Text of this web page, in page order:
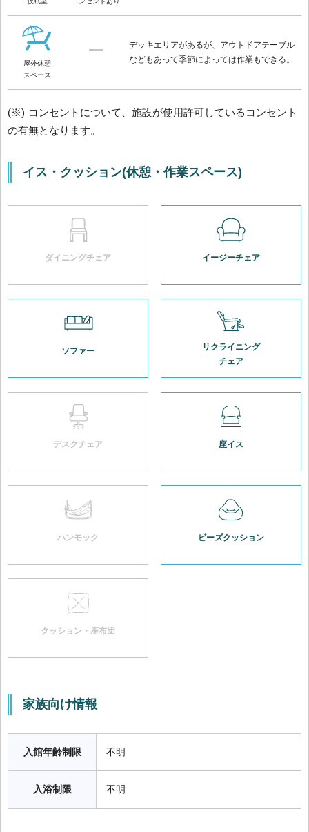
屋外休憩
スペース
デッキエリアがあるが、アウトドアテーブル
などもあって季節によっては作業もできる。
(※) コンセントについて、施設が使用許可しているコンセント
の有無となります。
イス・クッション(休憩・作業スペース)
ダイニングチェア イージーチェア
ソファー
リクライニング
チェア
デスクチェア 座イス
ハンモック ビーズクッション
クッション・座布団
家族向け情報
入館年齢制限 不明
入浴制限 不明